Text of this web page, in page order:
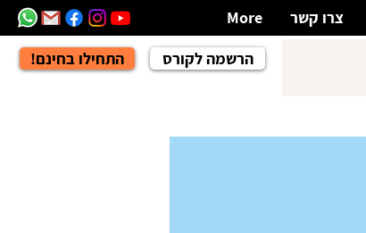
!התחילו בחינם הרשמה לקורס
צרו קשר More